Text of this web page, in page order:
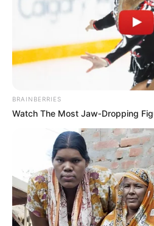
BRAINBERRIES
Watch The Most Jaw‑Dropping